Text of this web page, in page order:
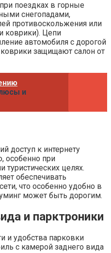
поездках в горные
снегопадами,
противоскольжения или
коврики). Цепи
автомобиля с дорогой
защищают салон от
и
доступ к интернету
особенно при
туристических целях.
обеспечивать
что особенно удобно в
может быть дорогим.
и парктроники
и удобства парковки
с камерой заднего вида